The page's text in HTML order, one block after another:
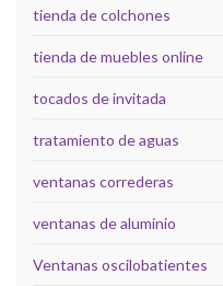
tienda de colchones
tienda de muebles online
tocados de invitada
tratamiento de aguas
ventanas correderas
ventanas de aluminio
Ventanas oscilobatientes